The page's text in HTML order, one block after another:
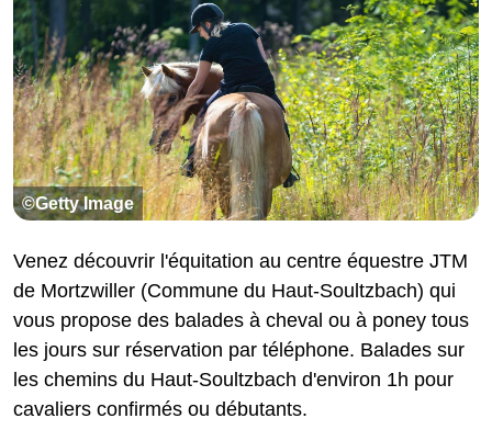
©Getty Image
Venez découvrir l'équitation au centre équestre JTM
de Mortzwiller (Commune du Haut-Soultzbach) qui
vous propose des balades à cheval ou à poney tous
les jours sur réservation par téléphone. Balades sur
les chemins du Haut-Soultzbach d'environ 1h pour
cavaliers confirmés ou débutants.